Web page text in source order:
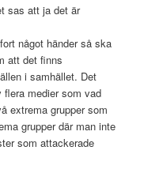
sas att ja det är
något händer så ska
att det finns
i samhället. Det
medier som vad
extrema grupper som
grupper där man inte
som attackerade